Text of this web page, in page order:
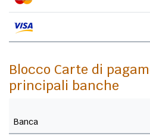
Blocco Carte di
principali banche
Banca